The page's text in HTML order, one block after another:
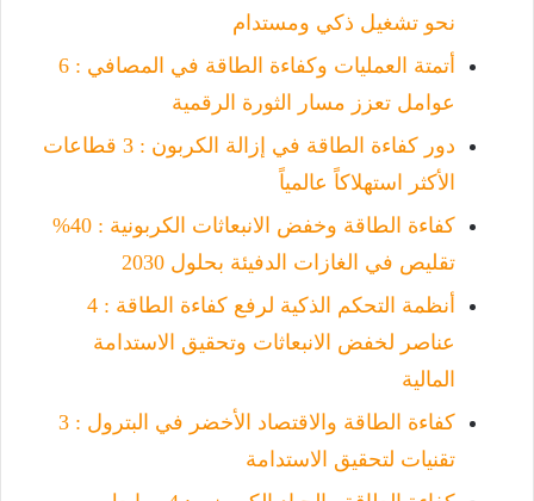
نحو تشغيل ذكي ومستدام
أتمتة العمليات وكفاءة الطاقة في المصافي : 6
عوامل تعزز مسار الثورة الرقمية
دور كفاءة الطاقة في إزالة الكربون : 3 قطاعات
الأكثر استهلاكاً عالمياً
كفاءة الطاقة وخفض الانبعاثات الكربونية : 40%
تقليص في الغازات الدفيئة بحلول 2030
أنظمة التحكم الذكية لرفع كفاءة الطاقة : 4
عناصر لخفض الانبعاثات وتحقيق الاستدامة
المالية
كفاءة الطاقة والاقتصاد الأخضر في البترول : 3
تقنيات لتحقيق الاستدامة